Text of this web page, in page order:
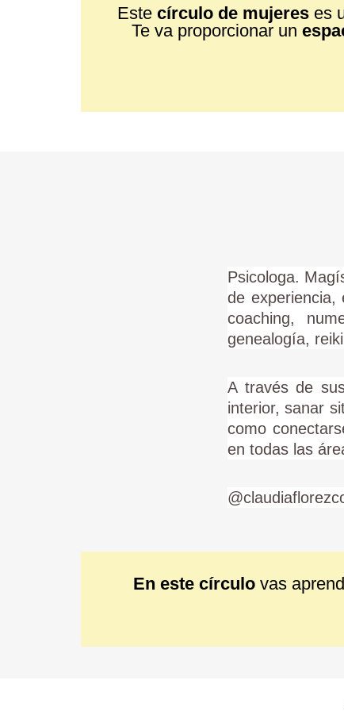
Este círculo de mujeres es
Te va proporcionar un
Psicologa.
de experiencia,
coaching,
genealogía,
A través de
interior, sanar
como
en todas las
En este círculovas